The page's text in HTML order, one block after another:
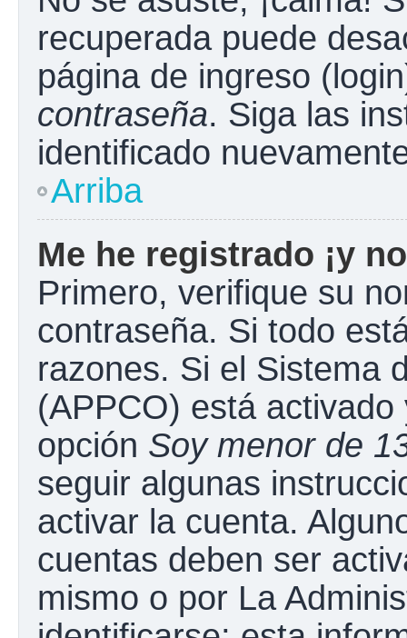
recuperada puede
página de ingreso
contraseña. Siga las
identificado
Arriba
Me he registrado ¡y
Primero, verifique su
contraseña. Si todo
razones. Si el Sistema
(APPCO) está
opción Soy menor de
seguir algunas
activar la cuenta.
cuentas deben ser
mismo o por La